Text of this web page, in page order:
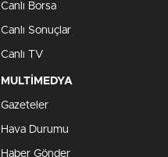
Canlı Borsa
Canlı Sonuçlar
Canlı TV
MULTİMEDYA
Gazeteler
Hava Durumu
Haber Gönder